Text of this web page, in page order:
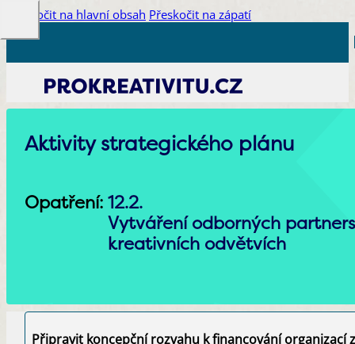
Přeskočit na hlavní obsah Přeskočit na zápatí
Aktivity strategického plánu
Opatření: 12.2.
Vytváření odborných
kreativních odvětvích
Připravit koncepční rozvahu k financování organizací